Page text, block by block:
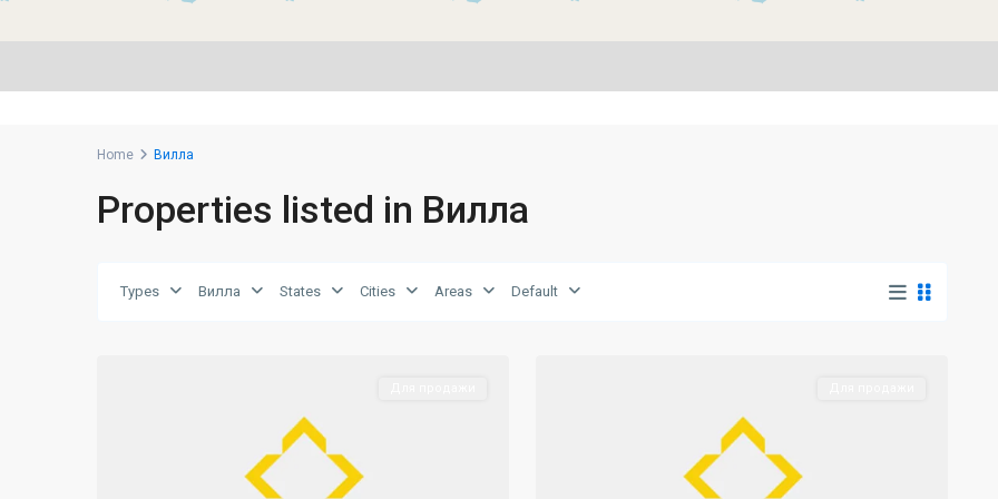
Home Вилла
Properties listed in Вилла
Types Вилла States Cities Areas Default